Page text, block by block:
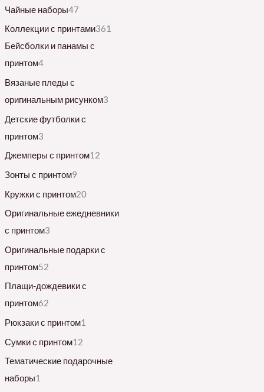
Чайные наборы47
Коллекции с принтами361
Бейсболки и панамы с
принтом4
Вязаные пледы с
оригинальным рисунком3
Детские футболки с
принтом3
Джемперы с принтом12
Зонты с принтом9
Кружки с принтом20
Оригинальные ежедневники
с принтом3
Оригинальные подарки с
принтом52
Плащи-дождевики с
принтом62
Рюкзаки с принтом1
Сумки с принтом12
Тематические подарочные
наборы1